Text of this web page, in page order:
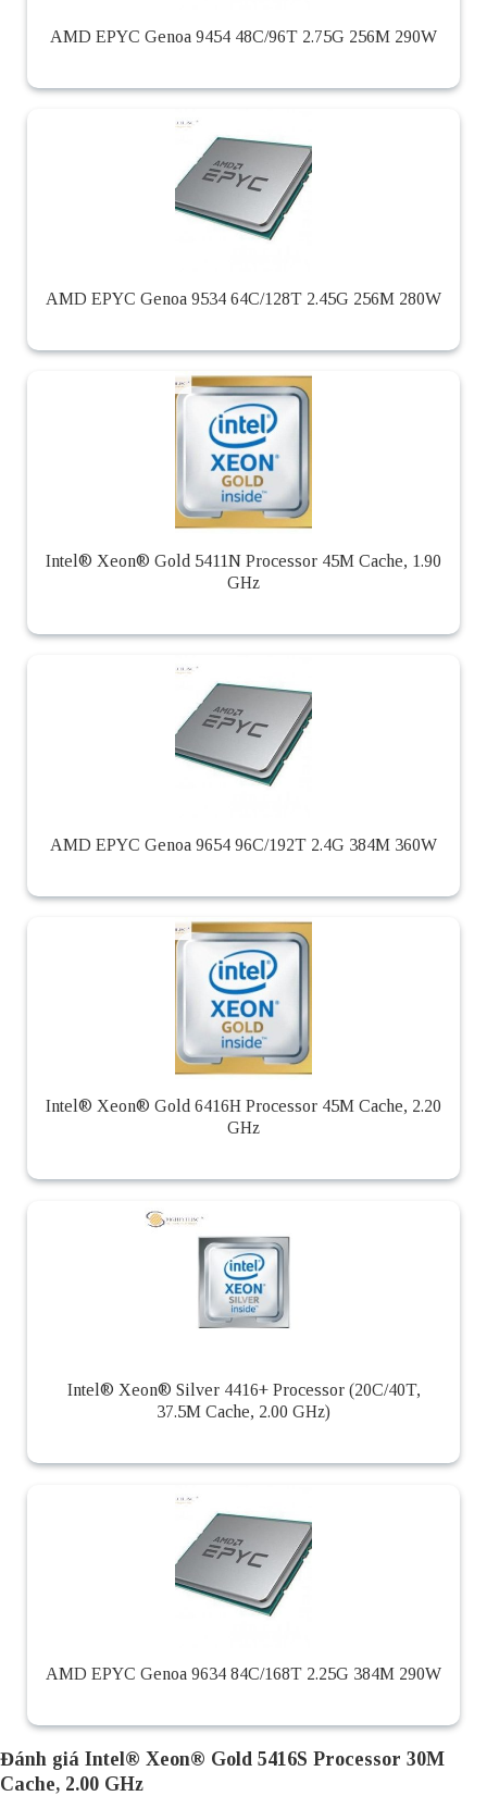
AMD EPYC Genoa 9454 48C/96T 2.75G 256M 290W
AMD EPYC Genoa 9534 64C/128T 2.45G 256M 280W
Intel® Xeon® Gold 5411N Processor 45M Cache, 1.90
GHz
AMD EPYC Genoa 9654 96C/192T 2.4G 384M 360W
Intel® Xeon® Gold 6416H Processor 45M Cache, 2.20
GHz
Intel® Xeon® Silver 4416+ Processor (20C/40T,
37.5M Cache, 2.00 GHz)
AMD EPYC Genoa 9634 84C/168T 2.25G 384M 290W
Đánh giá Intel® Xeon® Gold 5416S Processor 30M
Cache, 2.00 GHz